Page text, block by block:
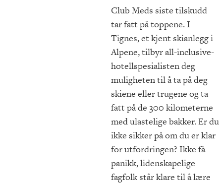
Club Meds siste tilskudd
tar fatt på toppene. I
Tignes, et kjent skianlegg i
Alpene, tilbyr all-inclusive-
hotellspesialisten deg
muligheten til å ta på deg
skiene eller trugene og ta
fatt på de 300 kilometerne
med ulastelige bakker. Er du
ikke sikker på om du er klar
for utfordringen? Ikke få
panikk, lidenskapelige
fagfolk står klare til å lære